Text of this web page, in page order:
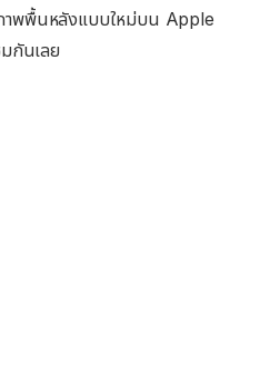
าพพื้นหลังแบบใหม่บน Apple
กันเลย